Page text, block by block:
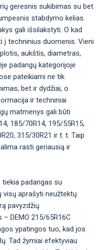
geresnis sukibimas su bet
stabdymo kelias.
gali išsilakstyti. O kad
į techninius duomenis. Vieni
aukštis, diametras,
padangų kategorijoje
pateikiami ne tik
bet ir dydžiai, o
ir techniniai
matmenys gali būti
185/70R14, 195/55R15,
315/30R21 ir t. t. Taip
rasti geriausią ir
padangas su
visų aprašyti neužtektų
pavyzdžių.
DEMO 215/65R16C
ypatingos tuo, kad jos
Tad žymiai efektyviau